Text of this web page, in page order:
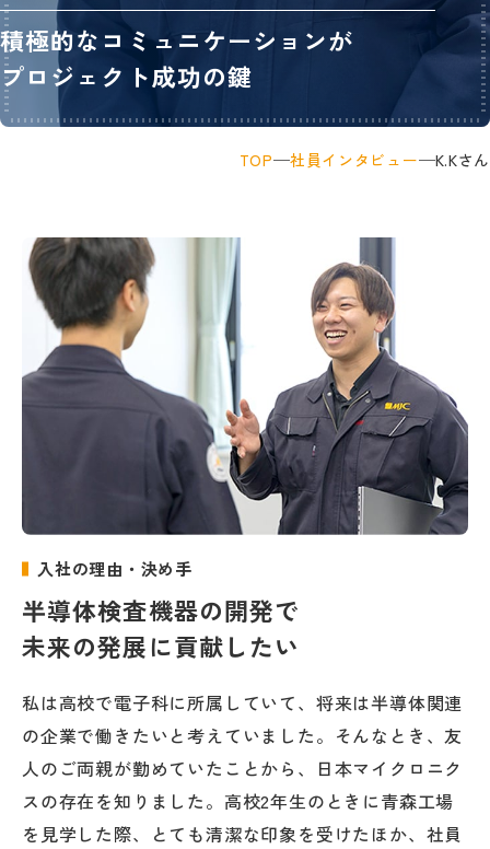
積極的なコミュニケーションが
プロジェクト成功の鍵
TOP 社員インタビュー K.Kさん
入社の理由・決め手
半導体検査機器の開発で
未来の発展に貢献したい
私は高校で電子科に所属していて、将来は半導体関連
の企業で働きたいと考えていました。そんなとき、友
人のご両親が勤めていたことから、日本マイクロニク
スの存在を知りました。高校2年生のときに青森工場
を見学した際、とても清潔な印象を受けたほか、社員